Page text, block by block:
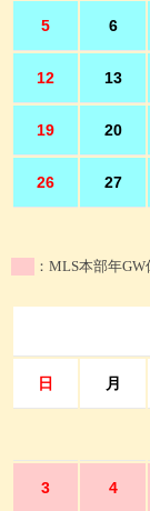
5 6
12 13
19 20
26 27
：MLS本部年GW
日 月
3 4